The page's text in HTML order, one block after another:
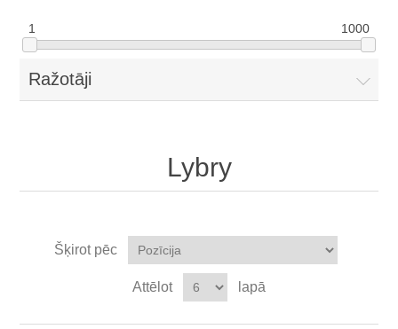
1 1000
Ražotāji
Lybry
Šķirot pēc
Attēlot lapā